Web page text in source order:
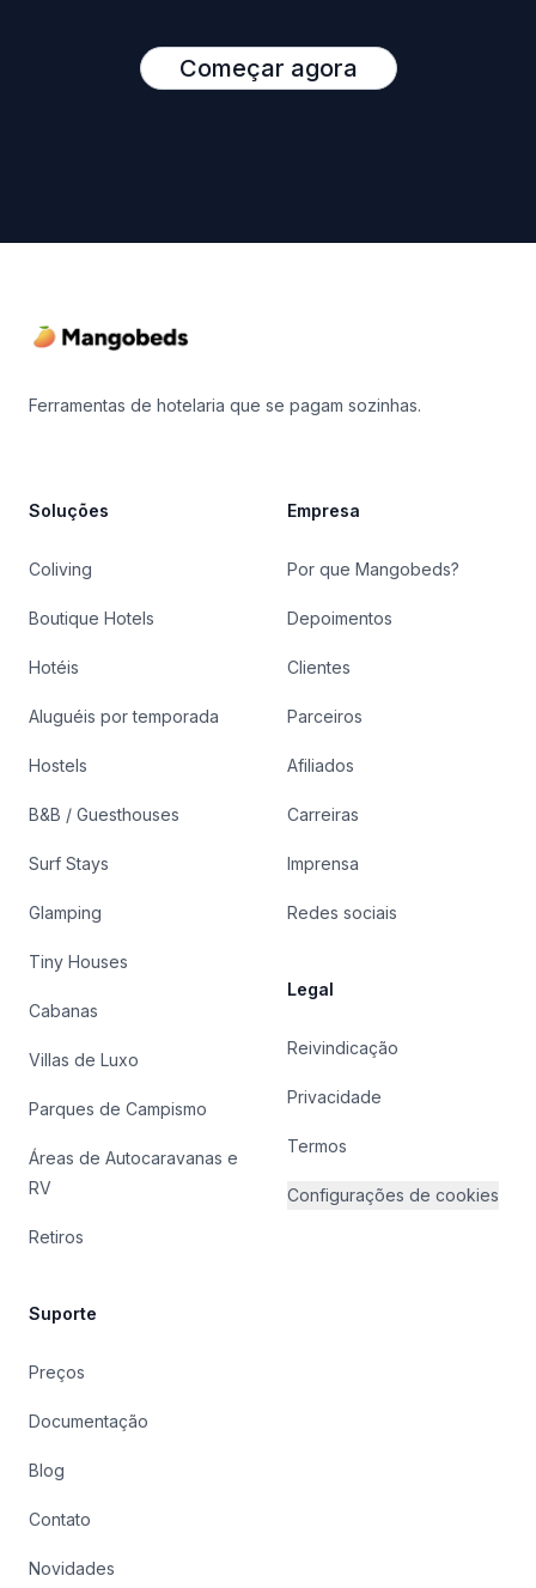
Começar agora
Ferramentas de hotelaria que se pagam sozinhas.
Soluções
Coliving
Boutique Hotels
Hotéis
Aluguéis por temporada
Hostels
B&B / Guesthouses
Surf Stays
Glamping
Tiny Houses
Cabanas
Villas de Luxo
Parques de Campismo
Áreas de Autocaravanas e
RV
Retiros
Suporte
Preços
Documentação
Blog
Contato
Novidades
Empresa
Por que Mangobeds?
Depoimentos
Clientes
Parceiros
Afiliados
Carreiras
Imprensa
Redes sociais
Legal
Reivindicação
Privacidade
Termos
Configurações de cookies